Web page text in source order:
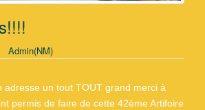
Admin(NM)
adresse un tout TOUT grand merci à
permis de faire de cette 42ème Artifoire